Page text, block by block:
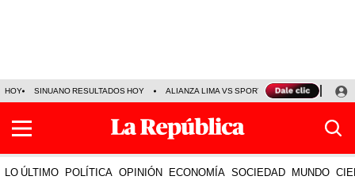
HOY SINUANO RESULTADOS HOY ALIANZA LIMA VS SPORT BOYS JORGE
LO ÚLTIMO POLÍTICA OPINIÓN ECONOMÍA SOCIEDAD MUNDO